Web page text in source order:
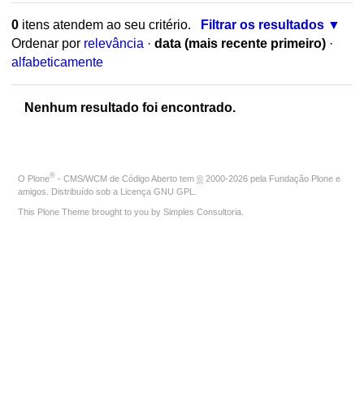
0itens atendem ao seu critério.
Filtrar os resultados
Ordenar por relevância · data (mais recente primeiro) ·
alfabeticamente
Nenhum resultado foi encontrado.
O Plone® - CMS/WCM de Código Aberto tem © 2000-2026 pela Fundação Plone e
amigos. Distribuído sob a Licença GNU GPL
This Plone Theme brought to you by Simples Consultoria